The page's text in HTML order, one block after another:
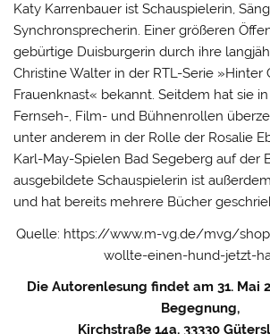
Katy Karrenbauer ist Schauspielerin,
Synchronsprecherin. Einer größeren
gebürtige Duisburgerin durch ihre
Christine Walter in der RTL-Serie »Hinter
Frauenknast« bekannt. Seitdem hat sie
Fernseh-, Film- und Bühnenrollen
unter anderem in der Rolle der Rosalie
Karl-May-Spielen Bad Segeberg auf der
ausgebildete Schauspielerin ist
und hat bereits mehrere Bücher
Quelle: https://www.m-vg.de/mvg/
wollte-einen-hund-jetzt-
Die Autorenlesung findet am 31. Mai
Begegnung,
Kirchstraße 14a, 33330